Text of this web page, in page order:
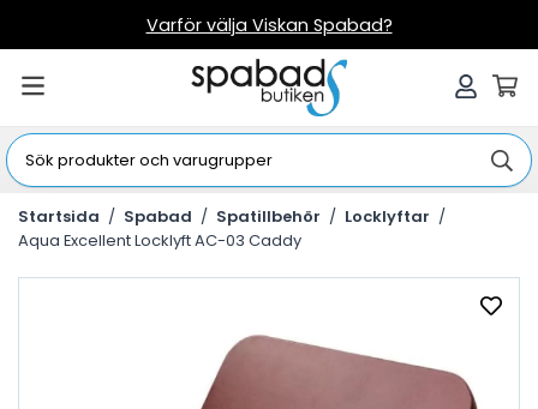
Varför välja Viskan Spabad?
Startsida / Spabad / Spatillbehör / Locklyftar /
Aqua Excellent Locklyft AC-03 Caddy